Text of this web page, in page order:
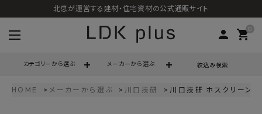
北恵が運営する建材・住宅資材の公式通販サイト
person 0
shopping_cart
カテゴリーから選ぶ メーカーから選ぶ 絞込み検索
HOME メーカーから選ぶ 川口技研 川口技研 ホスクリーン